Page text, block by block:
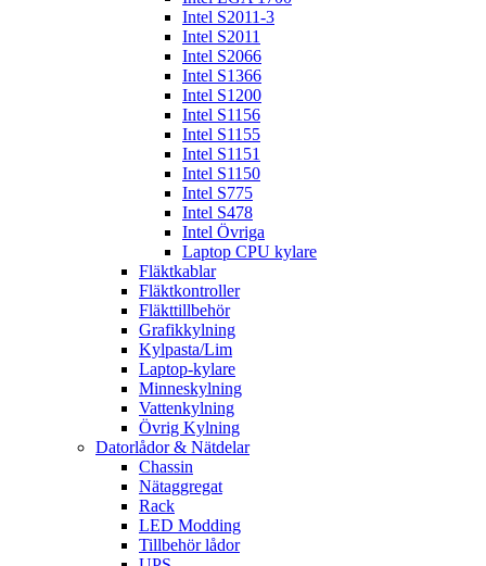
Intel S2011-3
Intel S2011
Intel S2066
Intel S1366
Intel S1200
Intel S1156
Intel S1155
Intel S1151
Intel S1150
Intel S775
Intel S478
Intel Övriga
Laptop CPU kylare
Fläktkablar
Fläktkontroller
Fläkttillbehör
Grafikkylning
Kylpasta/Lim
Laptop-kylare
Minneskylning
Vattenkylning
Övrig Kylning
Datorlådor & Nätdelar
Chassin
Nätaggregat
Rack
LED Modding
Tillbehör lådor